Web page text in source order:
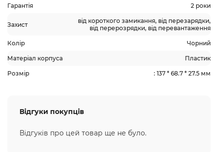
Гарантія 2 роки
Захист
від короткого замикання, від перезарядки,
від перерозрядки, від перевантаження
Колір Чорний
Матеріал корпуса Пластик
Розмір : 137 * 68.7 * 27.5 мм
Відгуки покупців
Відгуків про цей товар ще не було.